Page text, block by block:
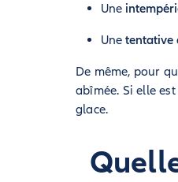
Une
Une tentative
De même, pour
abîmée. Si elle
glace.